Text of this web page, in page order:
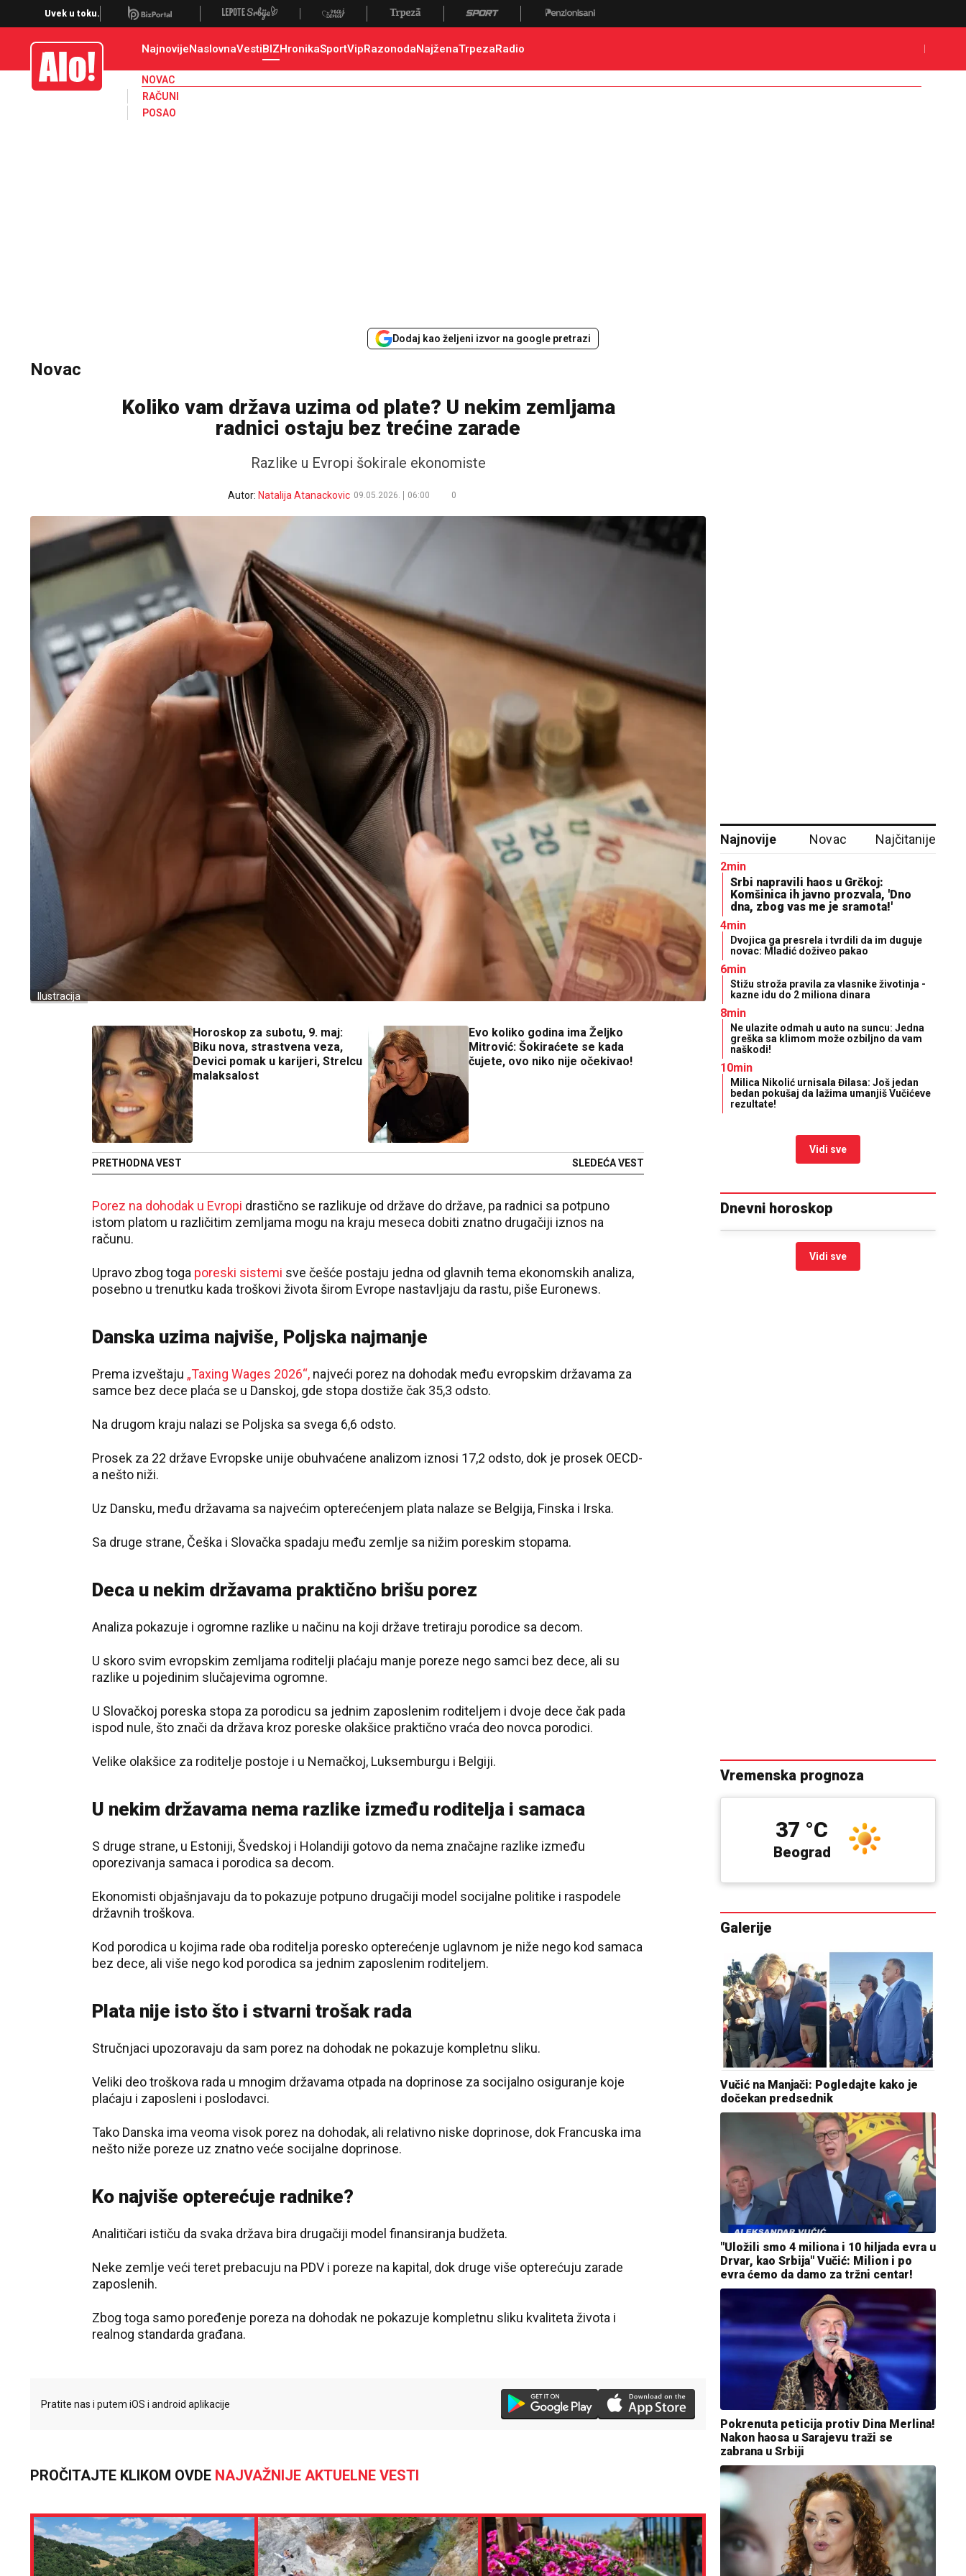
Novac, dinar, evro, dolar, kurs, kursna lista, nbs, narodna banka srbije
Uvek u toku.
Alo NajnovijeNaslovnaVestiBIZHronikaSportVipRazonodaNajženaTrpezaRadio
NOVAC
RAČUNI
POSAO
Dodaj kao željeni izvor na google pretrazi
Novac
Koliko vam država uzima od plate? U nekim zemljama
radnici ostaju bez trećine zarade
Razlike u Evropi šokirale ekonomiste
Autor: Natalija Atanackovic 09.05.2026. 06:00 0
Ilustracija
Horoskop za subotu, 9. maj:
Biku nova, strastvena veza,
Devici pomak u karijeri, Strelcu
malaksalost
PRETHODNA VEST
Evo koliko godina ima Željko
Mitrović: Šokiraćete se kada
čujete, ovo niko nije očekivao!
SLEDEĆA VEST
Porez na dohodak u Evropi drastično se razlikuje od države do države, pa radnici sa potpuno
istom platom u različitim zemljama mogu na kraju meseca dobiti znatno drugačiji iznos na
računu.
Upravo zbog toga poreski sistemi sve češće postaju jedna od glavnih tema ekonomskih analiza,
posebno u trenutku kada troškovi života širom Evrope nastavljaju da rastu, piše Euronews.
Danska uzima najviše, Poljska najmanje
Prema izveštaju „Taxing Wages 2026“, najveći porez na dohodak među evropskim državama za
samce bez dece plaća se u Danskoj, gde stopa dostiže čak 35,3 odsto.
Na drugom kraju nalazi se Poljska sa svega 6,6 odsto.
Prosek za 22 države Evropske unije obuhvaćene analizom iznosi 17,2 odsto, dok je prosek OECD-
a nešto niži.
Uz Dansku, među državama sa najvećim opterećenjem plata nalaze se Belgija, Finska i Irska.
Sa druge strane, Češka i Slovačka spadaju među zemlje sa nižim poreskim stopama.
Deca u nekim državama praktično brišu porez
Analiza pokazuje i ogromne razlike u načinu na koji države tretiraju porodice sa decom.
U skoro svim evropskim zemljama roditelji plaćaju manje poreze nego samci bez dece, ali su
razlike u pojedinim slučajevima ogromne.
U Slovačkoj poreska stopa za porodicu sa jednim zaposlenim roditeljem i dvoje dece čak pada
ispod nule, što znači da država kroz poreske olakšice praktično vraća deo novca porodici.
Velike olakšice za roditelje postoje i u Nemačkoj, Luksemburgu i Belgiji.
U nekim državama nema razlike između roditelja i samaca
S druge strane, u Estoniji, Švedskoj i Holandiji gotovo da nema značajne razlike između
oporezivanja samaca i porodica sa decom.
Ekonomisti objašnjavaju da to pokazuje potpuno drugačiji model socijalne politike i raspodele
državnih troškova.
Kod porodica u kojima rade oba roditelja poresko opterećenje uglavnom je niže nego kod samaca
bez dece, ali više nego kod porodica sa jednim zaposlenim roditeljem.
Plata nije isto što i stvarni trošak rada
Stručnjaci upozoravaju da sam porez na dohodak ne pokazuje kompletnu sliku.
Veliki deo troškova rada u mnogim državama otpada na doprinose za socijalno osiguranje koje
plaćaju i zaposleni i poslodavci.
Tako Danska ima veoma visok porez na dohodak, ali relativno niske doprinose, dok Francuska ima
nešto niže poreze uz znatno veće socijalne doprinose.
Ko najviše opterećuje radnike?
Analitičari ističu da svaka država bira drugačiji model finansiranja budžeta.
Neke zemlje veći teret prebacuju na PDV i poreze na kapital, dok druge više opterećuju zarade
zaposlenih.
Zbog toga samo poređenje poreza na dohodak ne pokazuje kompletnu sliku kvaliteta života i
realnog standarda građana.
Pratite nas i putem iOS i android aplikacije
PROČITAJTE KLIKOM OVDE NAJVAŽNIJE AKTUELNE VESTI
Najnovije Novac Najčitanije
2min
Srbi napravili haos u Grčkoj:
Komšinica ih javno prozvala, 'Dno
dna, zbog vas me je sramota!'
4min
Dvojica ga presrela i tvrdili da im duguje
novac: Mladić doživeo pakao
6min
Stižu stroža pravila za vlasnike životinja -
kazne idu do 2 miliona dinara
8min
Ne ulazite odmah u auto na suncu: Jedna
greška sa klimom može ozbiljno da vam
naškodi!
10min
Milica Nikolić urnisala Đilasa: Još jedan
bedan pokušaj da lažima umanjiš Vučićeve
rezultate!
Vidi sve
Dnevni horoskop
Vidi sve
Vremenska prognoza
Loznica Beograd
37 °C
Galerije
Vučić na Manjači: Pogledajte kako je
dočekan predsednik
"Uložili smo 4 miliona i 10 hiljada evra u
Drvar, kao Srbija" Vučić: Milion i po
evra ćemo da damo za tržni centar!
Pokrenuta peticija protiv Dina Merlina!
Nakon haosa u Sarajevu traži se
zabrana u Srbiji